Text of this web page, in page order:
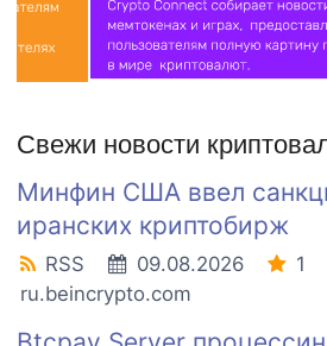
Свежи новости
Минфин США ввел
иранских криптобирж
RSS 09.08.2026 1
ru.beincrypto.com